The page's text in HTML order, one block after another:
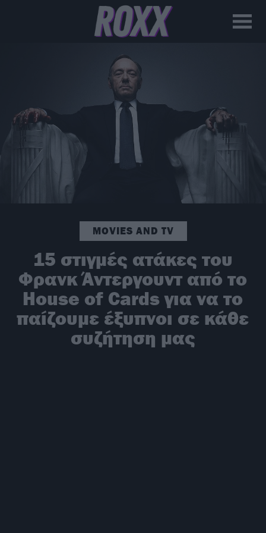
MOVIES AND TV
15 στιγμές ατάκες του
Φρανκ Άντεργουντ από το
House of Cards για να το
παίζουμε έξυπνοι σε κάθε
συζήτηση μας